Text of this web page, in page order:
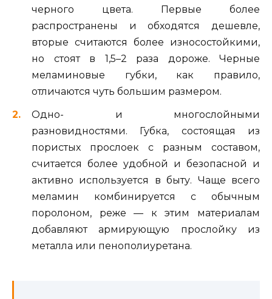
черного цвета. Первые более
распространены и обходятся дешевле,
вторые считаются более износостойкими,
но стоят в 1,5–2 раза дороже. Черные
меламиновые губки, как правило,
отличаются чуть большим размером.
Одно- и многослойными
разновидностями. Губка, состоящая из
пористых прослоек с разным составом,
считается более удобной и безопасной и
активно используется в быту. Чаще всего
меламин комбинируется с обычным
поролоном, реже — к этим материалам
добавляют армирующую прослойку из
металла или пенополиуретана.